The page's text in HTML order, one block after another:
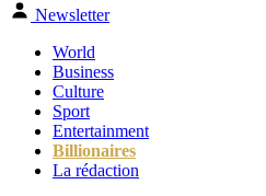
Newsletter
World
Business
Culture
Sport
Entertainment
Billionaires
La rédaction